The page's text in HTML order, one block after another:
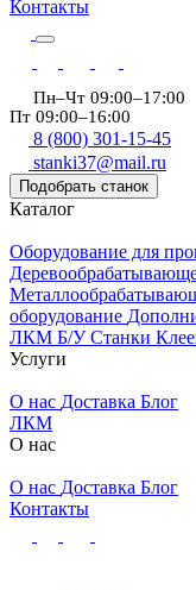
Контакты
Пн–Чт 09:00–17:00
Пт 09:00–16:00
8 (800) 301-15-45
stanki37@mail.ru
Подобрать станок
Каталог
Оборудование для
оборудование
ЛКМ Б/У Станки
Услуги
О нас Доставка Блог
ЛКМ
О нас
О нас Доставка Блог
Контакты